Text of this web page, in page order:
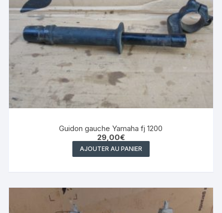
Guidon gauche Yamaha fj 1200
29,00€
AJOUTER AU PANIER